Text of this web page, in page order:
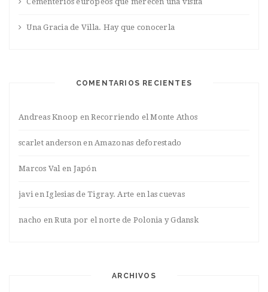
Una Gracia de Villa. Hay que conocerla
COMENTARIOS RECIENTES
Andreas Knoop enRecorriendo el Monte Athos
scarlet anderson enAmazonas deforestado
Marcos Valen Japón
javienIglesias de Tigray. Arte en las cuevas
nacho enRuta por el norte de Polonia y Gdansk
ARCHIVOS